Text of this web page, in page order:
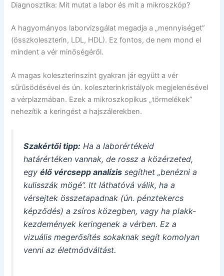
Diagnosztika: Mit mutat a labor és mit a mikroszkóp?
A hagyományos laborvizsgálat megadja a „mennyiséget”
(összkoleszterin, LDL, HDL). Ez fontos, de nem mond el
mindent a vér minőségéről.
A magas koleszterinszint gyakran jár együtt a vér
sűrűsödésével és ún. koleszterinkristályok megjelenésével
a vérplazmában. Ezek a mikroszkopikus „törmelékek”
nehezítik a keringést a hajszálerekben.
Szakértői tipp: Ha a laborértékeid
határértéken vannak, de rossz a közérzeted,
egyélő vércsepp analízis segíthet „benézni a
kulisszák mögé”. Itt láthatóvá válik, ha a
vérsejtek összetapadnak (ún. pénztekercs
képződés) a zsíros közegben, vagy ha plakk-
kezdemények keringenek a vérben. Ez a
vizuális megerősítés sokaknak segít komolyan
venni az életmódváltást.